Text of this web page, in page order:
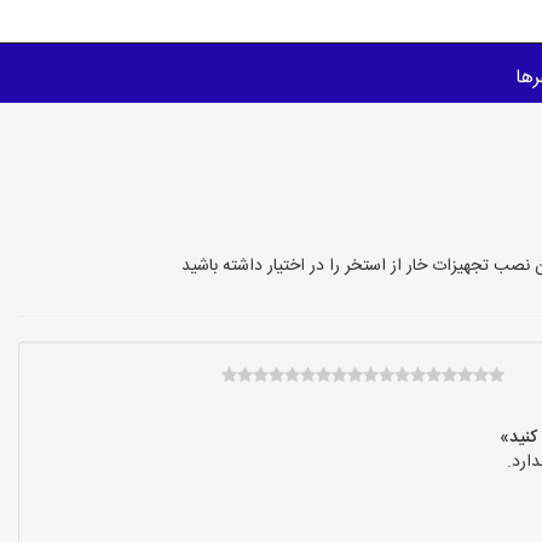
تجهیزات خار از استخر را در اختیار داشته باشید